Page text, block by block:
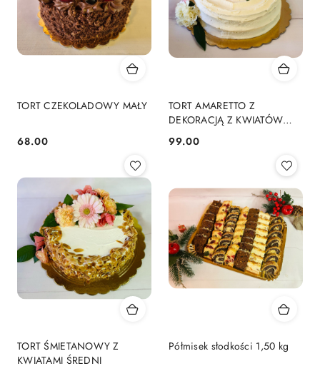
TORT CZEKOLADOWY MAŁY
Cena:
68.00
TORT AMARETTO Z
DEKORACJĄ Z KWIATÓW
Cena:
99.00
TORT ŚMIETANOWY Z
KWIATAMI ŚREDNI
Półmisek słodkości 1,50 kg